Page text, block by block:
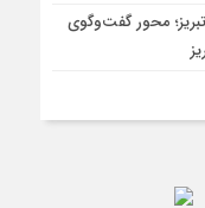
محور گفت‌وگوی